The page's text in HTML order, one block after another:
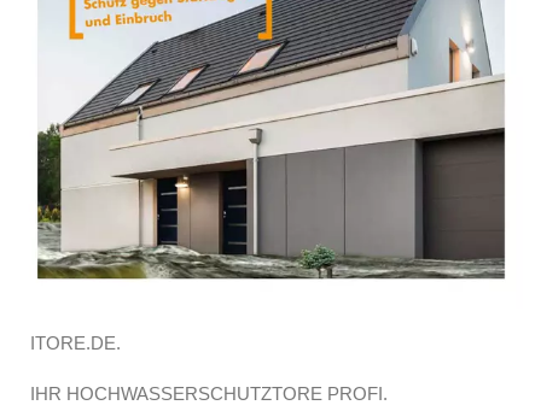
ITORE.DE.
IHR HOCHWASSERSCHUTZTORE PROFI.